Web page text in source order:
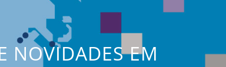
NOVIDADES EM